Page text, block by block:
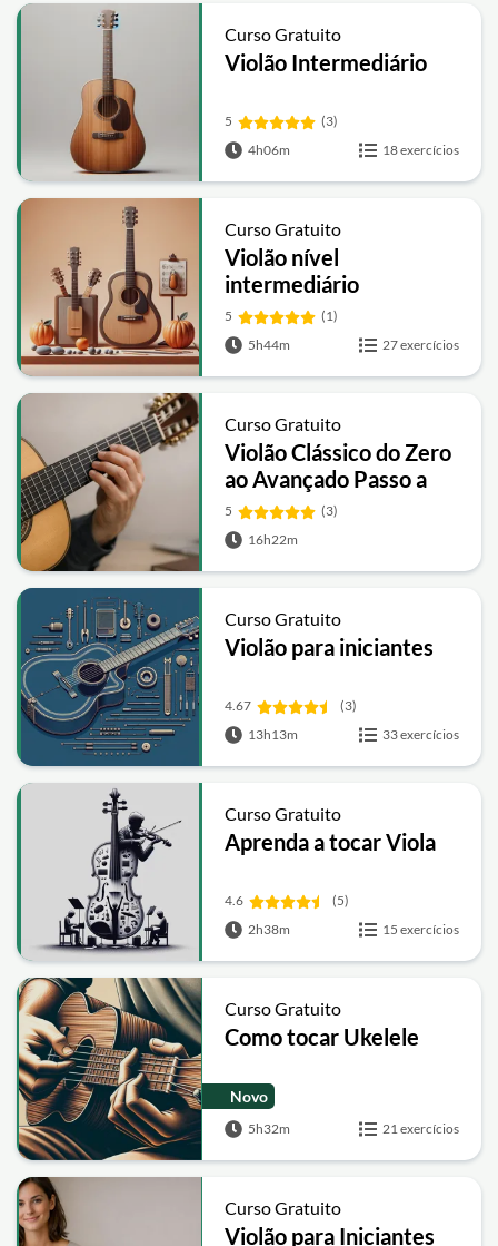
Curso Gratuito
Violão Intermediário
5
(3)
4h06m
18 exercícios
Curso Gratuito
Violão nível
intermediário
5
(1)
5h44m
27 exercícios
Curso Gratuito
Violão Clássico do Zero
ao Avançado Passo a
Passo
5
(3)
16h22m
Curso Gratuito
Violão para iniciantes
4.67
(3)
13h13m
33 exercícios
Curso Gratuito
Aprenda a tocar Viola
4.6
(5)
2h38m
15 exercícios
Curso Gratuito
Como tocar Ukelele
Novo
5h32m 21 exercícios
Curso Gratuito
Violão para Iniciantes